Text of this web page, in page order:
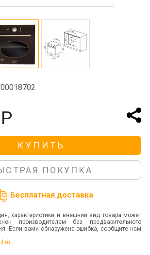
КУПИТЬ
ПОКУПКА
Бесплатная доставка
характеристики и внешний вид товара может
производителем без предварительного
Если вами обнаружена ошибка, сообщите нам